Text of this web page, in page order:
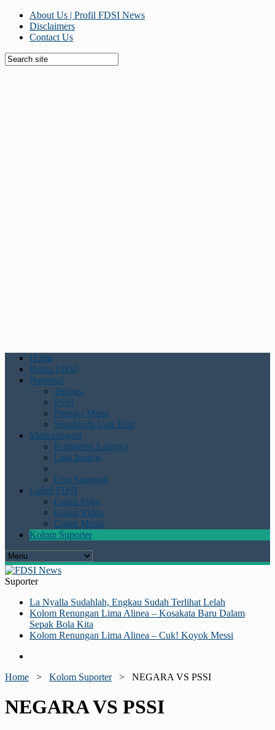
About Us | Profil FDSI News
Disclaimers
Contact Us
Home
Berita FDSI
Nasional
Timnas
PSSI
Premier Menu
Sepakbola Usia Dini
Mancanegara
Kompetisi Lainnya
Liga Inggris
Liga Spanyol
Galeri FDSI
Galeri Foto
Galeri Video
Galeri Musik
Kolom Suporter
Suporter
La Nyalla Sudahlah, Engkau Sudah Terlihat Lelah
Kolom Renungan Lima Alinea – Kosakata Baru Dalam
Sepak Bola Kita
Kolom Renungan Lima Alinea – Cuk! Koyok Messi
Home > Kolom Suporter> NEGARA VS PSSI
NEGARA VS PSSI